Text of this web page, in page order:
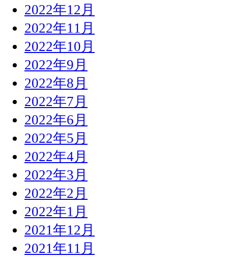
2022年12月
2022年11月
2022年10月
2022年9月
2022年8月
2022年7月
2022年6月
2022年5月
2022年4月
2022年3月
2022年2月
2022年1月
2021年12月
2021年11月